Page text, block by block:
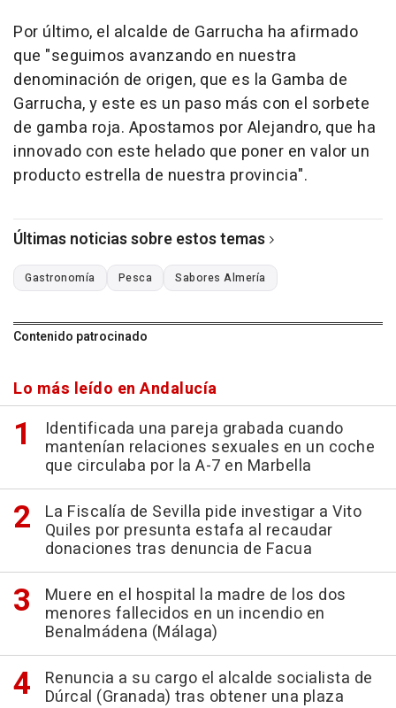
Por último, el alcalde de Garrucha ha afirmado
que "seguimos avanzando en nuestra
denominación de origen, que es la Gamba de
Garrucha, y este es un paso más con el sorbete
de gamba roja. Apostamos por Alejandro, que ha
innovado con este helado que poner en valor un
producto estrella de nuestra provincia".
Últimas noticias sobre estos temas
Gastronomía Pesca Sabores Almería
Contenido patrocinado
Lo más leído en Andalucía
Identificada una pareja grabada cuando
mantenían relaciones sexuales en un coche
que circulaba por la A-7 en Marbella
La Fiscalía de Sevilla pide investigar a Vito
Quiles por presunta estafa al recaudar
donaciones tras denuncia de Facua
Muere en el hospital la madre de los dos
menores fallecidos en un incendio en
Benalmádena (Málaga)
Renuncia a su cargo el alcalde socialista de
Dúrcal (Granada) tras obtener una plaza